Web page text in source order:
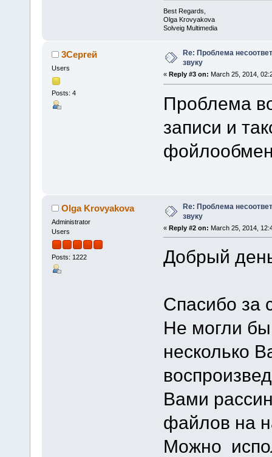
Best Regards,
Olga Krovyakova
Solveig Multimedia
3Сергей
Users
Posts: 4
Re: Проблема
звуку
« Reply #3 on: March 25, 2014,
Проблема
записи и
Olga Krovyakova
Administrator
Users
Posts: 1222
Re: Проблема
звуку
« Reply #2 on: March 25, 2014,
Добрый
Спасибо за
Не могли
несколько
Вами
файлов на
Можно